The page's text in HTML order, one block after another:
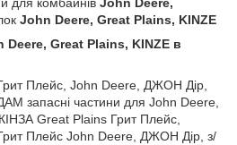
John Deere, Great Plains, KINZE
Deere, Great Plains, KINZE в
Плейс, John Deere, ДЖОН Дір,
запасні частини для John Deere,
Great Plains Грит Плейс,
Плейс John Deere, ДЖОН Дір, з/